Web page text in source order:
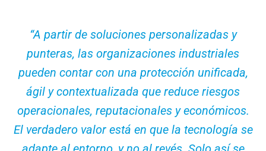
“A partir de soluciones personalizadas y
punteras, las organizaciones industriales
pueden contar con una protección unificada,
ágil y contextualizada que reduce riesgos
operacionales, reputacionales y económicos.
El verdadero valor está en que la tecnología se